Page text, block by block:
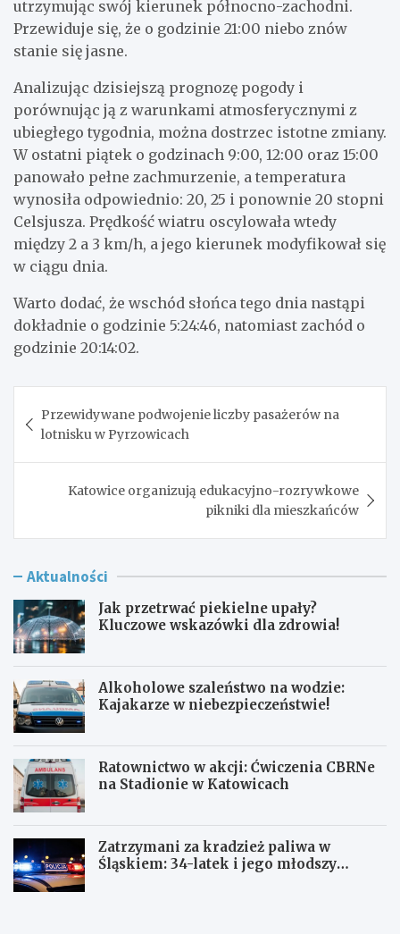
utrzymując swój kierunek północno-zachodni.
Przewiduje się, że o godzinie 21:00 niebo znów
stanie się jasne.
Analizując dzisiejszą prognozę pogody i
porównując ją z warunkami atmosferycznymi z
ubiegłego tygodnia, można dostrzec istotne zmiany.
W ostatni piątek o godzinach 9:00, 12:00 oraz 15:00
panowało pełne zachmurzenie, a temperatura
wynosiła odpowiednio: 20, 25 i ponownie 20 stopni
Celsjusza. Prędkość wiatru oscylowała wtedy
między 2 a 3 km/h, a jego kierunek modyfikował się
w ciągu dnia.
Warto dodać, że wschód słońca tego dnia nastąpi
dokładnie o godzinie 5:24:46, natomiast zachód o
godzinie 20:14:02.
wpisu
Przewidywane podwojenie liczby pasażerów na
lotnisku w Pyrzowicach
Katowice organizują edukacyjno-rozrywkowe
pikniki dla mieszkańców
Aktualności
Jak przetrwać piekielne upały?
Kluczowe wskazówki dla zdrowia!
Alkoholowe szaleństwo na wodzie:
Kajakarze w niebezpieczeństwie!
Ratownictwo w akcji: Ćwiczenia CBRNe
na Stadionie w Katowicach
Zatrzymani za kradzież paliwa w
Śląskiem: 34-latek i jego młodszy
J
A